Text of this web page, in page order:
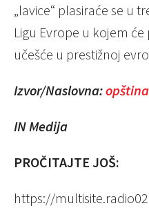
„lavice“ plasiraće se u
Ligu Evrope u kojem
učešće u prestižnoj
Izvor/Naslovna:
IN Medija
PROČITAJTE JOŠ:
https://